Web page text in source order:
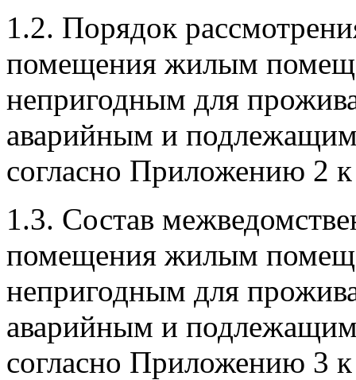
1.2. Порядок
помещения жилым
непригодным для
аварийным и
согласно Приложению 2
1.3. Состав
помещения жилым
непригодным для
аварийным и
согласно Приложению 3